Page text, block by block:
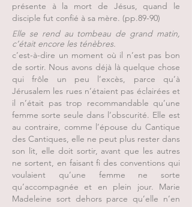
présente à la mort de Jésus, quand le
disciple fut confié à sa mère. (pp.89-90)
Elle se rend au tombeau de grand matin,
c’était encore les ténèbres.
c’est-à-dire un moment où il n’est pas bon
de sortir. Nous avons déjà là quelque chose
qui frôle un peu l’excès, parce qu’à
Jérusalem les rues n’étaient pas éclairées et
il n’était pas trop recommandable qu’une
femme sorte seule dans l’obscurité. Elle est
au contraire, comme l’épouse du Cantique
des Cantiques, elle ne peut plus rester dans
son lit, elle doit sortir, avant que les autres
ne sortent, en faisant fi des conventions qui
voulaient qu’une femme ne sorte
qu’accompagnée et en plein jour. Marie
Madeleine sort dehors parce qu’elle n’en